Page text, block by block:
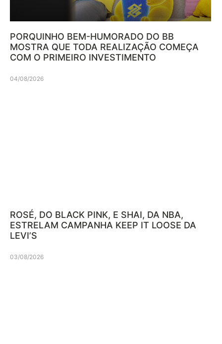
PORQUINHO BEM-HUMORADO DO BB
MOSTRA QUE TODA REALIZAÇÃO COMEÇA
COM O PRIMEIRO INVESTIMENTO
04/08/2026
ROSÉ, DO BLACK PINK, E SHAI, DA NBA,
ESTRELAM CAMPANHA KEEP IT LOOSE DA
LEVI’S
03/08/2026